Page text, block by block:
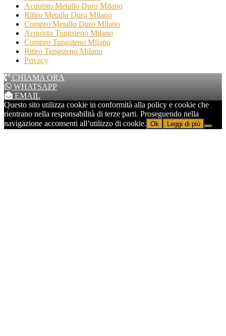
Acquisto Metallo Duro Milano
Ritiro Metallo Duro Milano
Compro Metallo Duro Milano
Acquisto Tungsteno Milano
Compro Tungsteno Milano
Ritiro Tungsteno Milano
Privacy
CHIAMA ORA
WHATSAPP
EMAIL
Questo sito utilizza cookie in conformità alla policy e cookie che
rientrano nella responsabilità di terze parti. Proseguendo nella
navigazione acconsenti all’utilizzo di cookie. Ok Leggi di più